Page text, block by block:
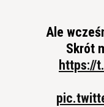
Ale
Skrót
https://